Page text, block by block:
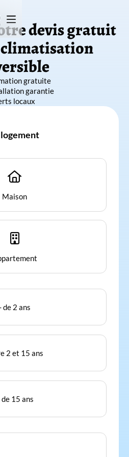
devis gratuit
gratuite
garantie
locaux

Maison

de 2 ans
2 et 15 ans
de 15 ans